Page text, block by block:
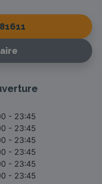
- 23:45
- 23:45
- 23:45
- 23:45
- 23:45
- 23:45